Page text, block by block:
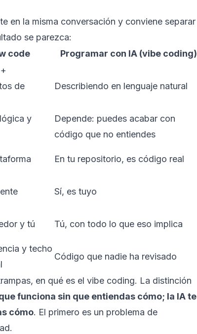
en la misma conversación y conviene separar
se parezca:
code Programar con IA (vibe coding)
de
Describiendo en lenguaje natural
y
Depende: puedes acabar con
código que no entiendes
En tu repositorio, es código real
Sí, es tuyo
y tú Tú, con todo lo que eso implica
y techo
Código que nadie ha revisado
en qué es el vibe coding. La distinción
funciona sin que entiendas cómo; la IA te
cómo. El primero es un problema de